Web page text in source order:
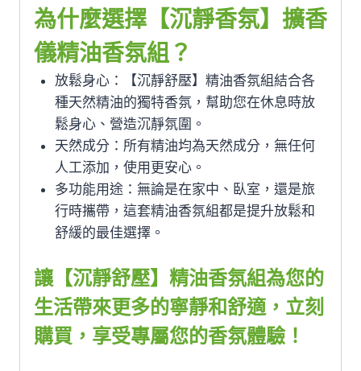
為什麼選擇【沉靜香氛】擴香
儀精油香氛組？
放鬆身心：【沉靜舒壓】精油香氛組結合各
種天然精油的獨特香氛，幫助您在休息時放
鬆身心、營造沉靜氛圍。
天然成分：所有精油均為天然成分，無任何
人工添加，使用更安心。
多功能用途：無論是在家中、臥室，還是旅
行時攜帶，這套精油香氛組都是提升放鬆和
舒緩的最佳選擇。
讓【沉靜舒壓】精油香氛組為您的
生活帶來更多的寧靜和舒適，立刻
購買，享受專屬您的香氛體驗！